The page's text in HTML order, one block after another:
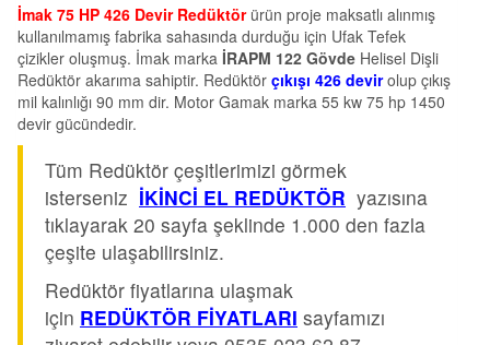
İmak 75 HP 426 Devir Redüktör ürün proje maksatlı alınmış
kullanılmamış fabrika sahasında durduğu için Ufak Tefek
çizikler oluşmuş. İmak marka İRAPM 122 Gövde Helisel Dişli
Redüktör akarıma sahiptir. Redüktör çıkışı 426 devirolup çıkış
mil kalınlığı 90 mm dir. Motor Gamak marka 55 kw 75 hp 1450
devir gücündedir.
Tüm Redüktör çeşitlerimizi görmek
isterseniz İKİNCİ EL REDÜKTÖR yazısına
tıklayarak 20 sayfa şeklinde 1.000 den fazla
çeşite ulaşabilirsiniz.
Redüktör fiyatlarına ulaşmak
için REDÜKTÖR FİYATLARI sayfamızı